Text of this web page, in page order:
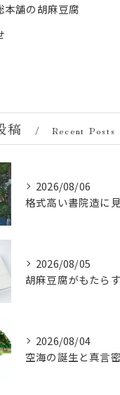
本舗の胡麻豆腐
稿 Recent Posts
2026/08/06
2026/08/05
2026/08/04